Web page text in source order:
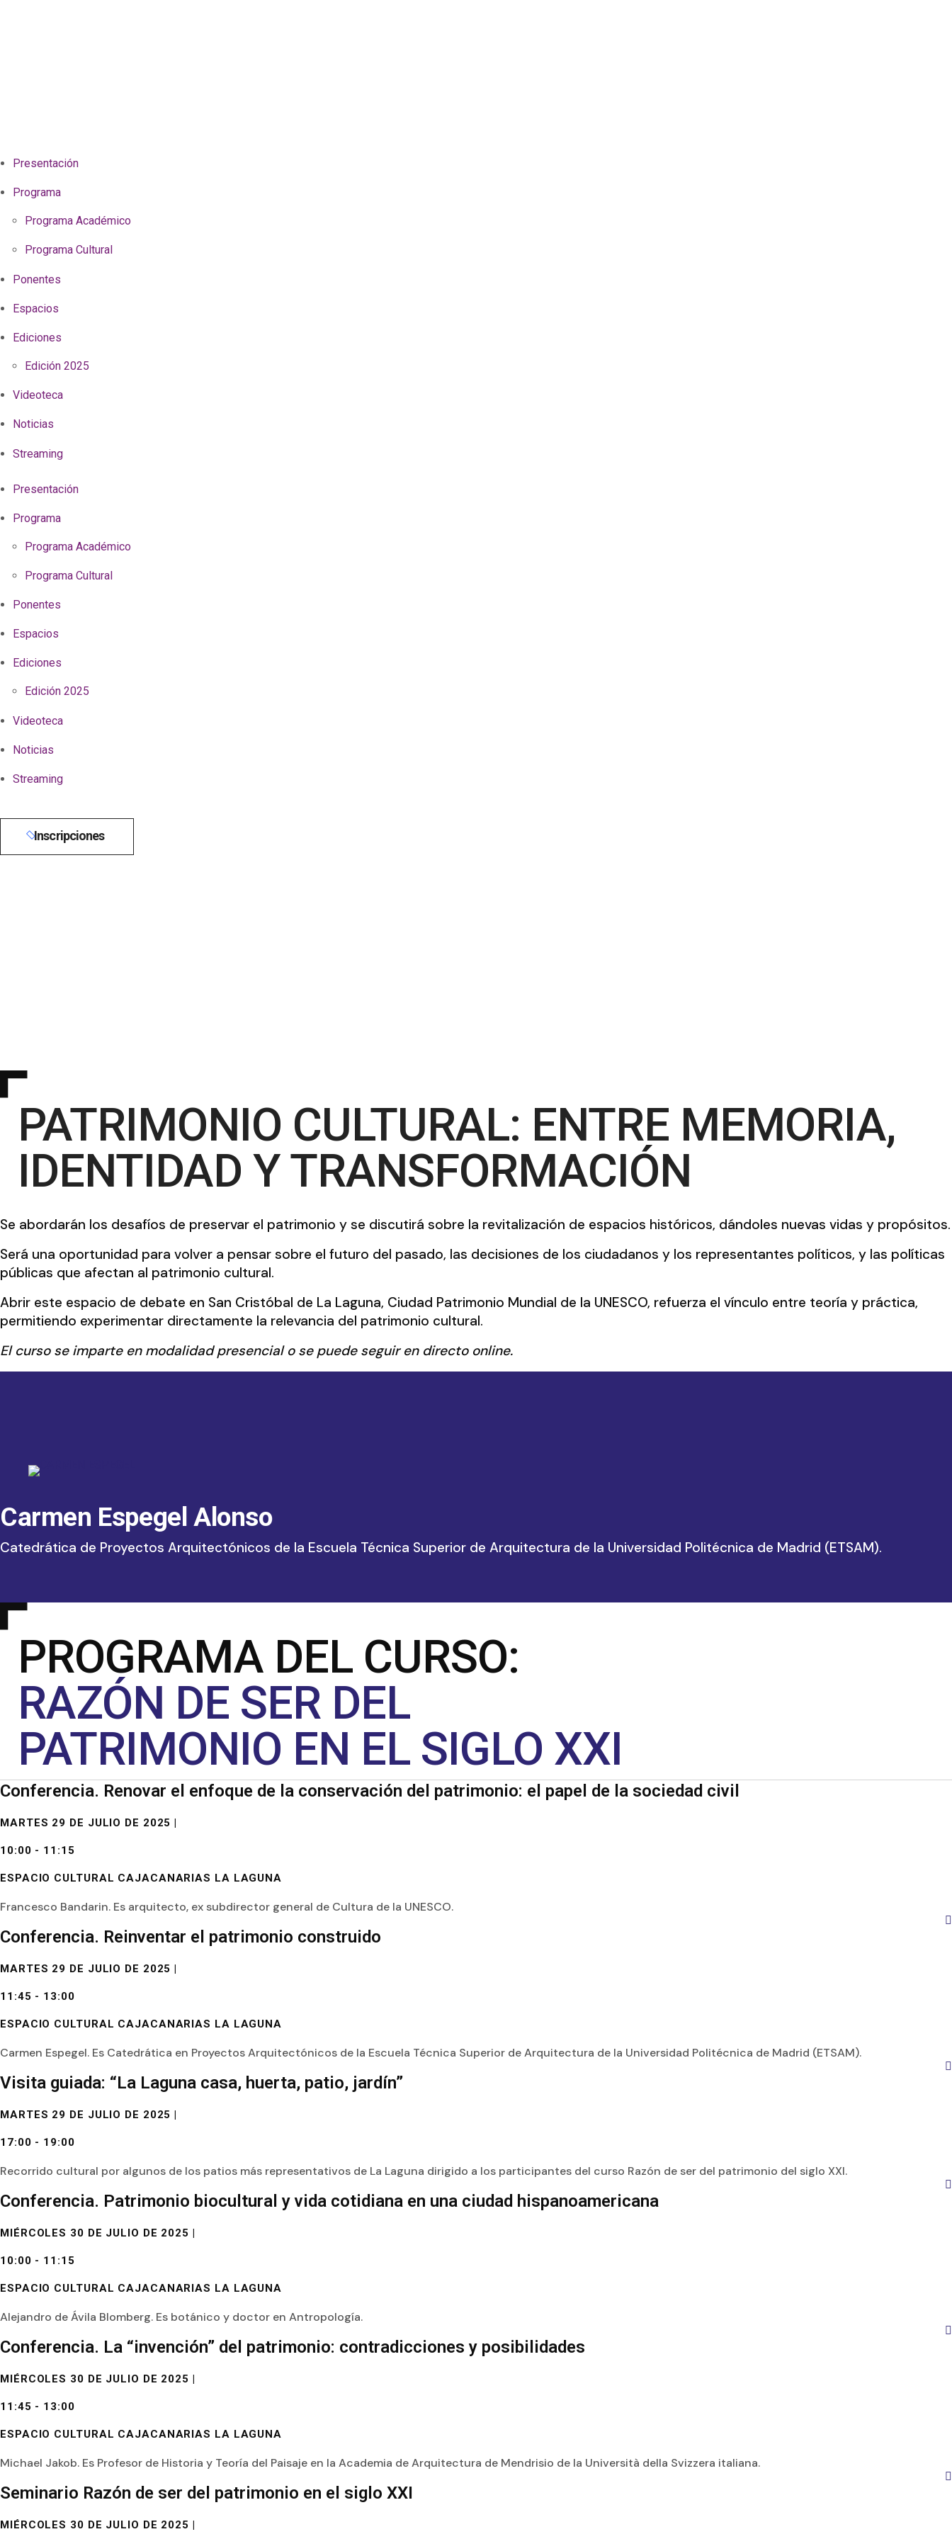
Presentación
Programa
Programa Académico
Programa Cultural
Ponentes
Espacios
Ediciones
Edición 2025
Videoteca
Noticias
Streaming
Presentación
Programa
Programa Académico
Programa Cultural
Ponentes
Espacios
Ediciones
Edición 2025
Videoteca
Noticias
Streaming
Inscripciones
PATRIMONIO CULTURAL: ENTRE MEMORIA,
IDENTIDAD Y TRANSFORMACIÓN
Se abordarán los desafíos de preservar el patrimonio y se discutirá sobre la revitalización de espacios históricos, dándoles nuevas vidas y propósitos.
Será una oportunidad para volver a pensar sobre el futuro del pasado, las decisiones de los ciudadanos y los representantes políticos, y las políticas
públicas que afectan al patrimonio cultural.
Abrir este espacio de debate en San Cristóbal de La Laguna, Ciudad Patrimonio Mundial de la UNESCO, refuerza el vínculo entre teoría y práctica,
permitiendo experimentar directamente la relevancia del patrimonio cultural.
El curso se imparte en modalidad presencial o se puede seguir en directo online.
Carmen Espegel Alonso
Catedrática de Proyectos Arquitectónicos de la Escuela Técnica Superior de Arquitectura de la Universidad Politécnica de Madrid (ETSAM).
PROGRAMA DEL CURSO:
RAZÓN DE SER DEL
PATRIMONIO EN EL SIGLO XXI
Conferencia. Renovar el enfoque de la conservación del patrimonio: el papel de la sociedad civil
MARTES 29 DE JULIO DE 2025 |
10:00 - 11:15
ESPACIO CULTURAL CAJACANARIAS LA LAGUNA
Francesco Bandarin. Es arquitecto, ex subdirector general de Cultura de la UNESCO.
Conferencia. Reinventar el patrimonio construido
MARTES 29 DE JULIO DE 2025 |
11:45 - 13:00
ESPACIO CULTURAL CAJACANARIAS LA LAGUNA
Carmen Espegel. Es Catedrática en Proyectos Arquitectónicos de la Escuela Técnica Superior de Arquitectura de la Universidad Politécnica de Madrid (ETSAM).
Visita guiada: “La Laguna casa, huerta, patio, jardín”
MARTES 29 DE JULIO DE 2025 |
17:00 - 19:00
Recorrido cultural por algunos de los patios más representativos de La Laguna dirigido a los participantes del curso Razón de ser del patrimonio del siglo XXI.
Conferencia. Patrimonio biocultural y vida cotidiana en una ciudad hispanoamericana
MIÉRCOLES 30 DE JULIO DE 2025 |
10:00 - 11:15
ESPACIO CULTURAL CAJACANARIAS LA LAGUNA
Alejandro de Ávila Blomberg. Es botánico y doctor en Antropología.
Conferencia. La “invención” del patrimonio: contradicciones y posibilidades
MIÉRCOLES 30 DE JULIO DE 2025 |
11:45 - 13:00
ESPACIO CULTURAL CAJACANARIAS LA LAGUNA
Michael Jakob. Es Profesor de Historia y Teoría del Paisaje en la Academia de Arquitectura de Mendrisio de la Università della Svizzera italiana.
Seminario Razón de ser del patrimonio en el siglo XXI
MIÉRCOLES 30 DE JULIO DE 2025 |